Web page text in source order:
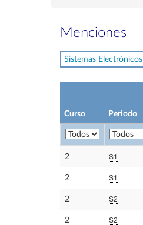
Menciones
Sistemas Electrónicos
Curso Periodo
2 S1
2 S1
2 S2
2 S2